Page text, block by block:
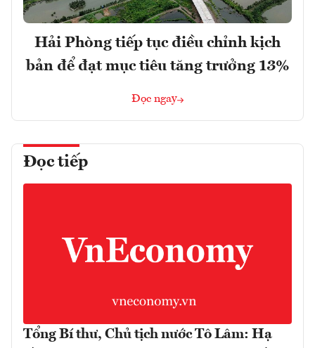
Hải Phòng tiếp tục điều chỉnh kịch
bản để đạt mục tiêu tăng trưởng 13%
Đọc ngay
Đọc tiếp
Tổng Bí thư, Chủ tịch nước Tô Lâm: Hạ